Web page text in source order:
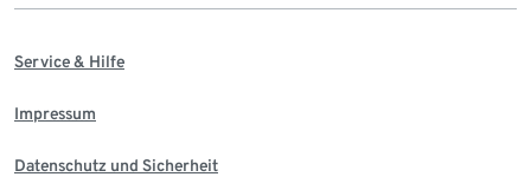
Service & Hilfe
Impressum
Datenschutz und Sicherheit